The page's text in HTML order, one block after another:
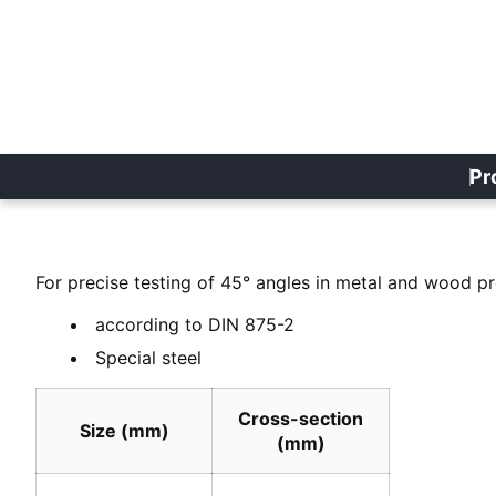
For precise testing of 45° angles in metal and wood
according to DIN 875-2
Special steel
Size (mm)
Cross-section
(mm)